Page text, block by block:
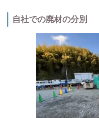
自社での廃材の分別